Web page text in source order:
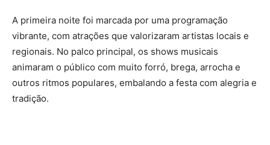
A primeira noite foi marcada por uma programação
vibrante, com atrações que valorizaram artistas locais e
regionais. No palco principal, os shows musicais
animaram o público com muito forró, brega, arrocha e
outros ritmos populares, embalando a festa com alegria e
tradição.